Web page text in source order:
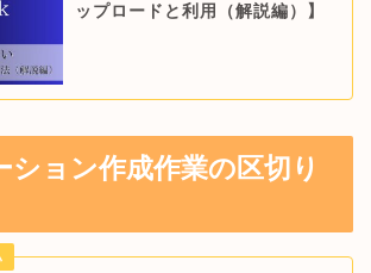
ップロードと利用（解説編）】
ション作成作業の区切り